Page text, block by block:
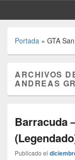
Portada » GTA
ARCHIVOS
ANDREAS
Barracuda
Publicado el